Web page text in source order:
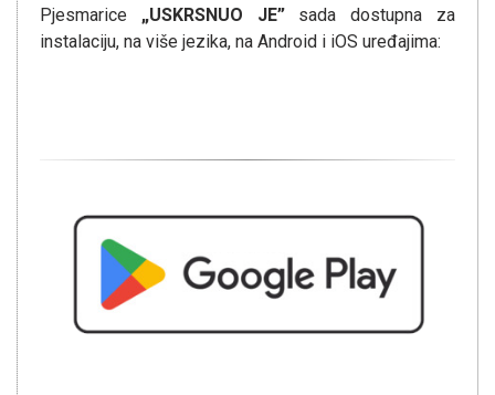
Pjesmarice „USKRSNUO JE”sada dostupna za
instalaciju, na više jezika, na Android i iOS uređajima: